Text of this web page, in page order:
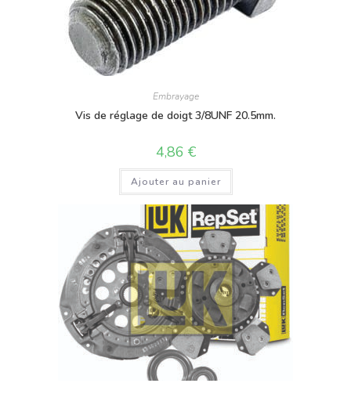
Embrayage
Vis de réglage de doigt 3/8UNF 20.5mm.
4,86 €
Ajouter au panier